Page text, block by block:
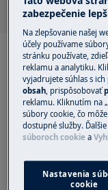
zabezpečenie
Na zlepšovanie našej
účely používame
stránku používate,
reklamu a analytiku.
vyjadrujete súhlas s
obsah , prispôsobovať
reklamu. Kliknutím na
súbory cookie, čo
dostupné služby.
súboroch cookie a
Nastavenia
cookie